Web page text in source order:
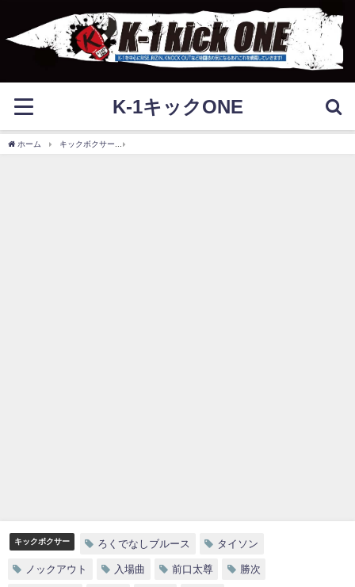
K-1キックONE
ホーム キックボクサー
キックボクサー ろくでなしブルース タイソン
ノックアウト 入場曲 前口太尊 勝次